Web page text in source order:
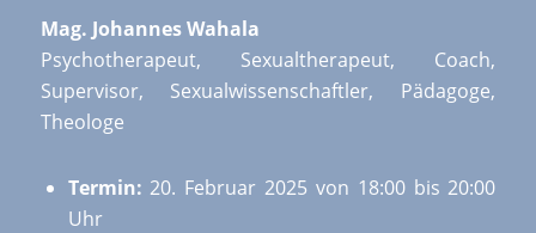
Mag. Johannes Wahala
Psychotherapeut, Sexualtherapeut, Coach,
Supervisor, Sexualwissenschaftler, Pädagoge,
Theologe
Termin: 20. Februar 2025 von 18:00 bis 20:00
Uhr